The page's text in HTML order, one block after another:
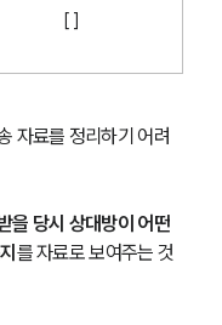
[ ]
자료를 정리하기 어려
을 당시 상대방이 어떤
를 자료로 보여주는 것